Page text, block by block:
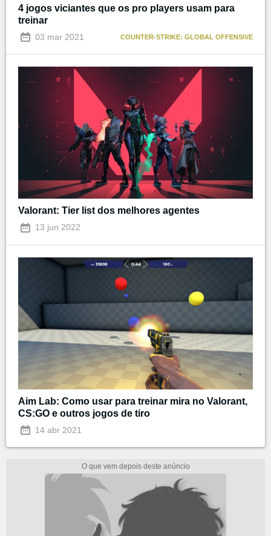
4 jogos viciantes que os pro players usam para
treinar
03 mar 2021 COUNTER-STRIKE: GLOBAL OFFENSIVE
Valorant: Tier list dos melhores agentes
13 jun 2022
Aim Lab: Como usar para treinar mira no Valorant,
CS:GO e outros jogos de tiro
14 abr 2021